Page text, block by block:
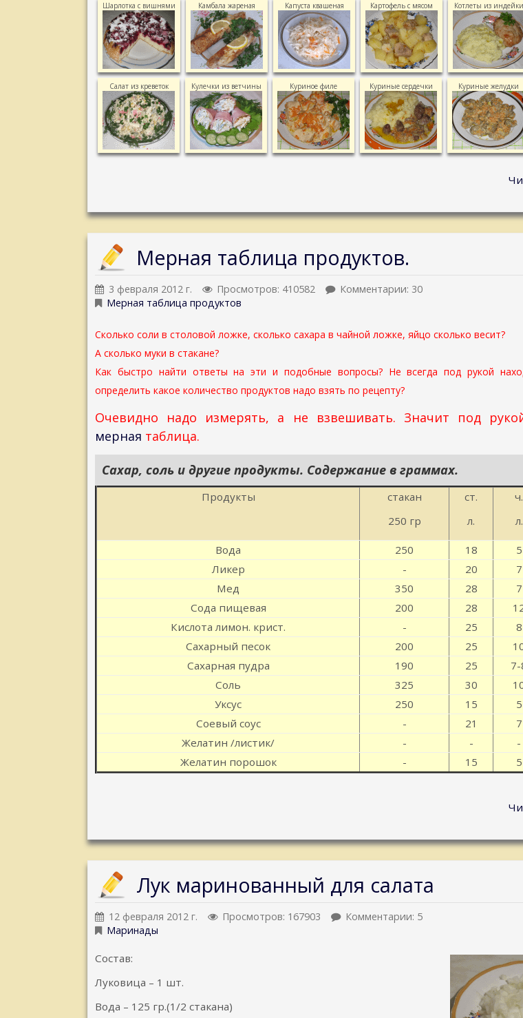
Шарлотка с вишнями Камбала жареная Капуста квашеная Картофель с мясом Котлеты из индейки
Салат из креветок Кулечки из ветчины Куриное филе Куриные сердечки Куриные желудки
Мерная таблица продуктов.
3 февраля 2012 г. Просмотров: 410582
Комментарии: 30
Мерная таблица продуктов
Сколько соли в столовой ложке, сколько сахара в чайной ложке, яйцо сколько весит?
А сколько муки в стакане?
Как быстро найти ответы на эти и подобные вопросы? Не всегда под рукой
определить какое количество продуктов надо взять по рецепту?
Очевидно надо измерять, а не взвешивать. Значит под
мерная таблица.
Сахар, соль и другие продукты. Содержание в граммах.
Продукты
стакан
250 гр
ст.
л.
ч.
л.
Вода 250 18 5
Ликер
- 20 7
Мед
350 28 7
Сода пищевая
200 28
Кислота лимон. крист.
- 25 8
Сахарный песок
200 25
Сахарная пудра
190 25 7-
Соль
325 30
Уксус
250 15 5
Соевый соус
- 21 7
Желатин /листик/
- - -
Желатин порошок
- 15 5
Лук маринованный для салата
12 февраля 2012 г. Просмотров: 167903
Комментарии: 5
Маринады
Состав:
Луковица – 1 шт.
Вода – 125 гр.(1/2 стакана)